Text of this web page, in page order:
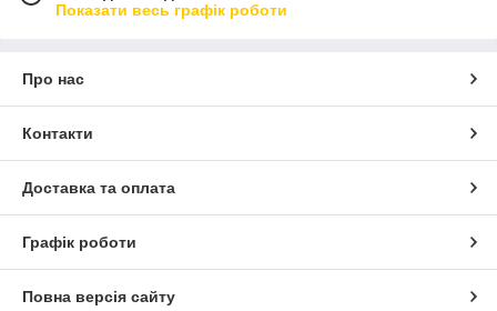
Показати весь графік роботи
Про нас
Контакти
Доставка та оплата
Графік роботи
Повна версія сайту